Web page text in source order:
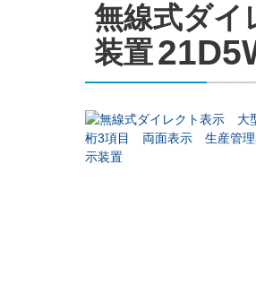
無線式ダ
装置